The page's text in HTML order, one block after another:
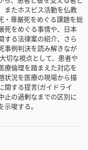
またホスピス活動を仏教
・尊厳死をめぐる課題を総
死をめぐる事情や、日本
する法律案の紹介、さら
事例判決を読み解きなが
切な視点として、患者や
療倫理を踏まえた対応を
状況を医療の現場から描
関する提言(ガイドライ
止の過剰なまでの区別に
唆する。